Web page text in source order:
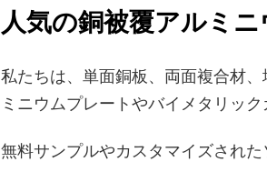
人気の銅被覆アルミ
私たちは、単面銅板、両面複合材
ミニウムプレートやバイメタリッ
無料サンプルやカスタマイズされ